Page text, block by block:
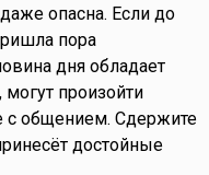
опасна. Если до
пора
дня обладает
произойти
с общением. Сдержите
достойные